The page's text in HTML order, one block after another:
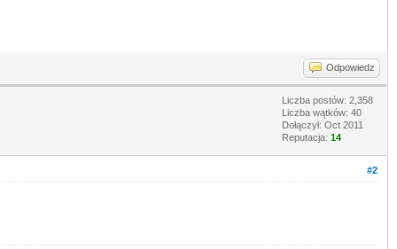
Odpowiedz
Liczba postów: 2,358
Liczba wątków: 40
Dołączył: Oct 2011
Reputacja: 14
#2